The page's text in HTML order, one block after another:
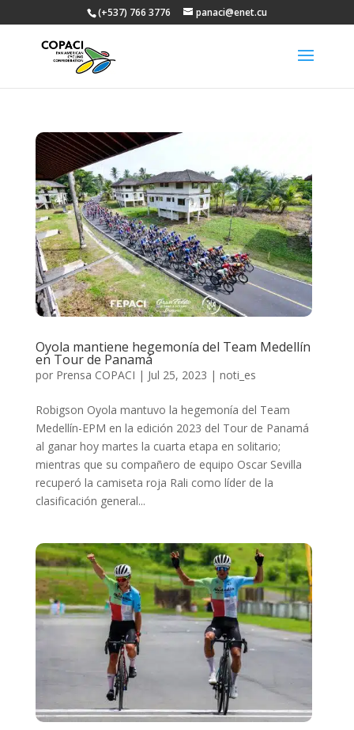
(+537) 766 3776 panaci@enet.cu
Oyola mantiene hegemonía del Team Medellín
en Tour de Panamá
por Prensa COPACI | Jul 25, 2023 | noti_es
Robigson Oyola mantuvo la hegemonía del Team
Medellín-EPM en la edición 2023 del Tour de Panamá
al ganar hoy martes la cuarta etapa en solitario;
mientras que su compañero de equipo Oscar Sevilla
recuperó la camiseta roja Rali como líder de la
clasificación general...